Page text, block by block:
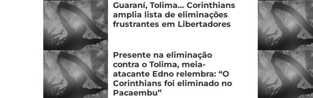
Guaraní, Tolima… Corinthians
amplia lista de eliminações
frustrantes em Libertadores
Presente na eliminação
contra o Tolima, meia-
atacante Edno relembra: “O
Corinthians foi eliminado no
Pacaembu”